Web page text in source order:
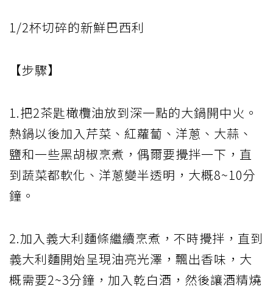
1/2杯切碎的新鮮巴西利
【步驟】
1.把2茶匙橄欖油放到深一點的大鍋開中火。
熱鍋以後加入芹菜、紅蘿蔔、洋蔥、大蒜、
鹽和一些黑胡椒烹煮，偶爾要攪拌一下，直
到蔬菜都軟化、洋蔥變半透明，大概8~10分
鐘。
2.加入義大利麵條繼續烹煮，不時攪拌，直到
義大利麵開始呈現油亮光澤，飄出香味，大
概需要2~3分鐘，加入乾白酒，然後讓酒精燒